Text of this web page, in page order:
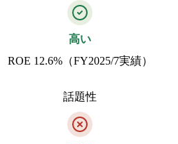
高い
ROE 12.6%（FY2025/7実績）
話題性